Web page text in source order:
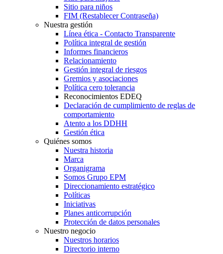
Sitio para niños
FIM (Restablecer Contraseña)
Nuestra gestión
Línea ética - Contacto Transparente
Política integral de gestión
Informes financieros
Relacionamiento
Gestión integral de riesgos
Gremios y asociaciones
Política cero tolerancia
Reconocimientos EDEQ
Declaración de cumplimiento de reglas de
comportamiento
Atento a los DDHH
Gestión ética
Quiénes somos
Nuestra historia
Marca
Organigrama
Somos Grupo EPM
Direccionamiento estratégico
Políticas
Iniciativas
Planes anticorrupción
Protección de datos personales
Nuestro negocio
Nuestros horarios
Directorio interno